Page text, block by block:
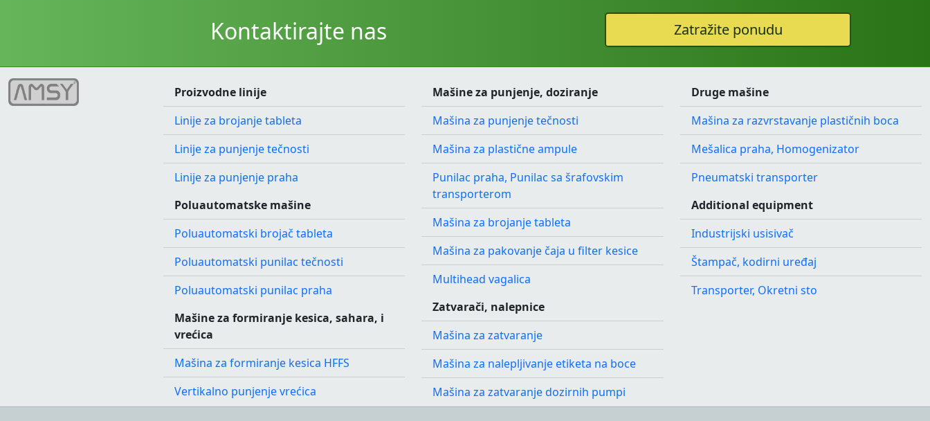
Kontaktirajte nas Zatražite ponudu
Proizvodne linije
Linije za brojanje tableta
Linije za punjenje tečnosti
Linije za punjenje praha
Poluautomatske mašine
Poluautomatski brojač tableta
Poluautomatski punilac tečnosti
Poluautomatski punilac praha
Mašine za formiranje kesica, sahara, i
vrećica
Mašina za formiranje kesica HFFS
Vertikalno punjenje vrećica
Mašine za punjenje, doziranje
Mašina za punjenje tečnosti
Mašina za plastične ampule
Punilac praha, Punilac sa šrafovskim
transporterom
Mašina za brojanje tableta
Mašina za pakovanje čaja u filter kesice
Multihead vagalica
Zatvarači, nalepnice
Mašina za zatvaranje
Mašina za nalepljivanje etiketa na boce
Mašina za zatvaranje dozirnih pumpi
Druge mašine
Mašina za razvrstavanje plastičnih boca
Mešalica praha, Homogenizator
Pneumatski transporter
Additional equipment
Industrijski usisivač
Štampač, kodirni uređaj
Transporter, Okretni sto